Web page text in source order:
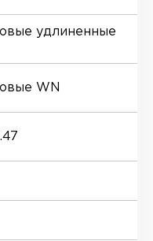
1
2
удлиненные
WN